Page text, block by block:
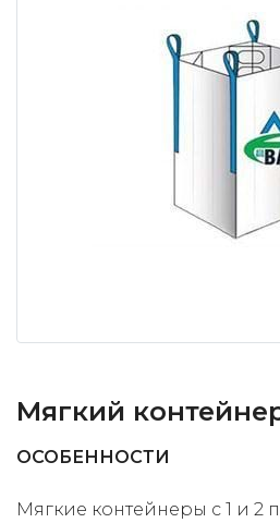
Мягкий
ОСОБЕННОСТИ
Мягкие контейнеры с 1 и 2